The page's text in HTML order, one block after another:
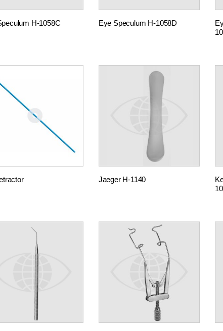
H-1058C Eye Speculum H-1058D
Jaeger H-1140